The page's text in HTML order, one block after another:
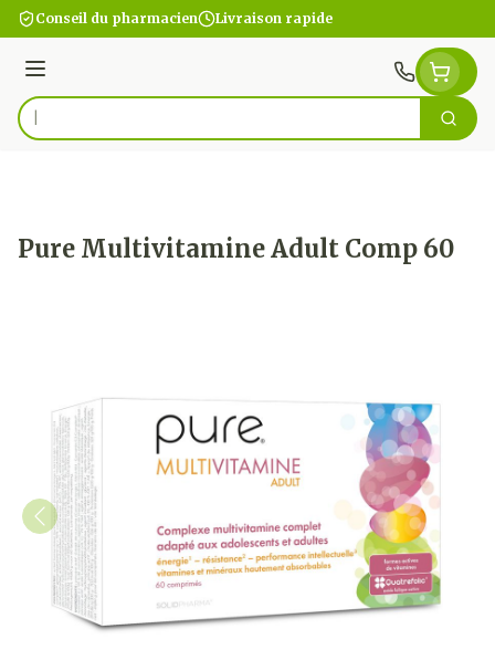
Aller au contenu
Conseil du pharmacien Livraison rapide
Menu
Rechercher
Pure Multivitamine Adult Comp 60